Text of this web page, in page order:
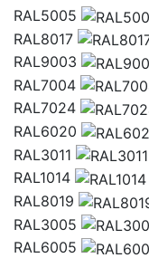
RAL5005
RAL8017
RAL9003
RAL7004
RAL7024
RAL6020
RAL3011
RAL1014
RAL8019
RAL3005
RAL6005